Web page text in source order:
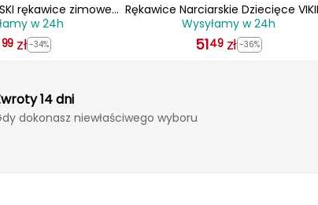
SKI rękawice zimowe
110/22/6014
czerwone
w 24h
99 zł -34%
Rękawice Narciarskie Dziecięce
Asti Ski Kids
Wysyłamy w 24h
5149 zł -36%
14 dni
dokonasz niewłaściwego wyboru